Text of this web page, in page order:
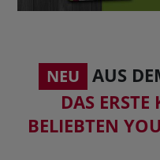
NEU
AUS
DAS
BELIEBTEN